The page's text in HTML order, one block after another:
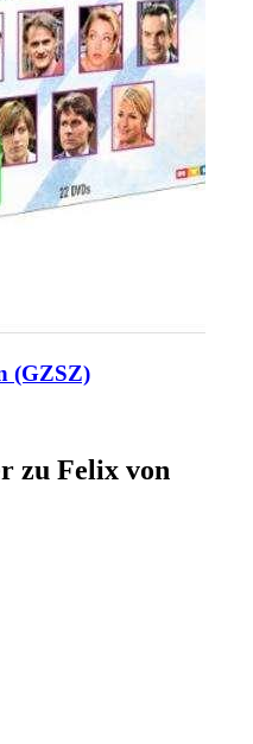
(GZSZ)
zu Felix von